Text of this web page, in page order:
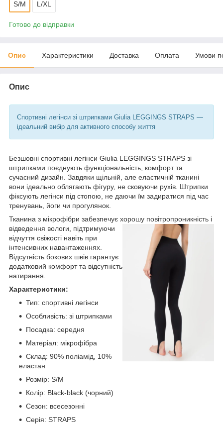
S/M L/XL
Готово до відправки
Опис Характеристики Доставка Оплата Умови
Опис
Спортивні легінси зі штрипками Giulia LEGGINGS STRAPS —
ідеальний вибір для активного способу життя
Безшовні спортивні легінси Giulia LEGGINGS STRAPS зі
штрипками поєднують функціональність, комфорт та
сучасний дизайн. Завдяки щільній, але еластичній тканині
вони ідеально облягають фігуру, не сковуючи рухів. Штрипки
фіксують легінси під стопою, не даючи їм задиратися під час
тренувань, йоги чи прогулянок.
Тканина з мікрофібри забезпечує хорошу повітропроникність і
відведення вологи, підтримуючи
відчуття свіжості навіть при
інтенсивних навантаженнях.
Відсутність бокових швів гарантує
додатковий комфорт та відсутність
натирання.
Характеристики:
Тип: спортивні легінси
Особливість: зі штрипками
Посадка: середня
Матеріал: мікрофібра
Склад: 90% поліамід, 10%
еластан
Розмір: S/M
Колір: Black-black (чорний)
Сезон: всесезонні
Серія: STRAPS